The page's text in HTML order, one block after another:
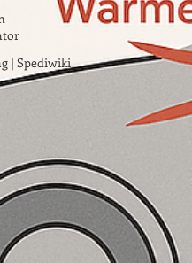
| Spediwiki